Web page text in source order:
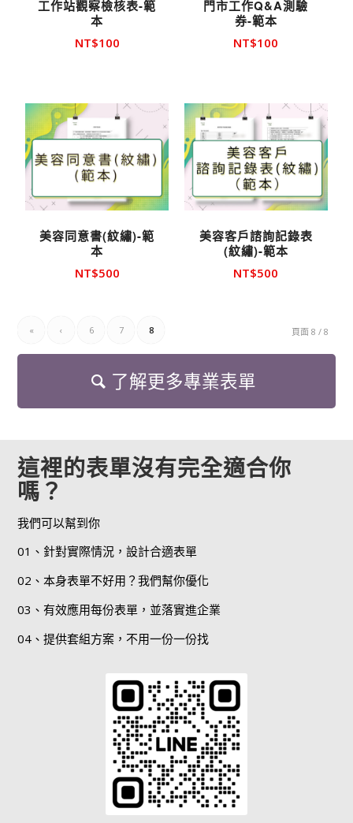
工作站觀察檢核表-範
本
NT$100
門市工作Q&A測驗
券-範本
NT$100
美容同意書(紋繡)-範
本
NT$500
美容客戶諮詢記錄表
(紋繡)-範本
NT$500
頁面 8 / 8
« ‹ 6 7 8
了解更多專業表單
這裡的表單沒有完全適合你
嗎？
我們可以幫到你
01、針對實際情況，設計合適表單
02、本身表單不好用？我們幫你優化
03、有效應用每份表單，並落實進企業
04、提供套組方案，不用一份一份找